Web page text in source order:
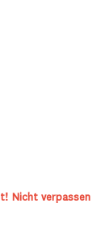
Nicht verpassen